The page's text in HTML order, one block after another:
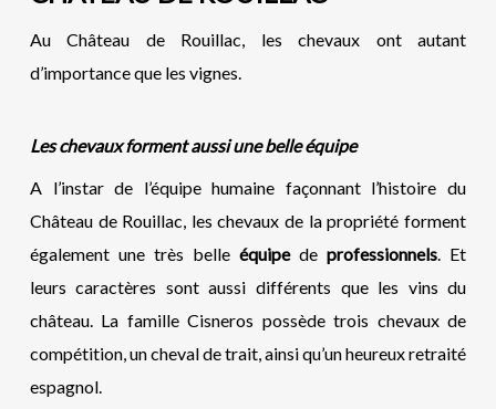
Au Château de Rouillac, les chevaux ont autant
d’importance que les vignes.
Les chevaux forment aussi une belle équipe
A l’instar de l’équipe humaine façonnant l’histoire du
Château de Rouillac, les chevaux de la propriété forment
également une très belle équipedeprofessionnels. Et
leurs caractères sont aussi différents que les vins du
château. La famille Cisneros possède trois chevaux de
compétition, un cheval de trait, ainsi qu’un heureux retraité
espagnol.